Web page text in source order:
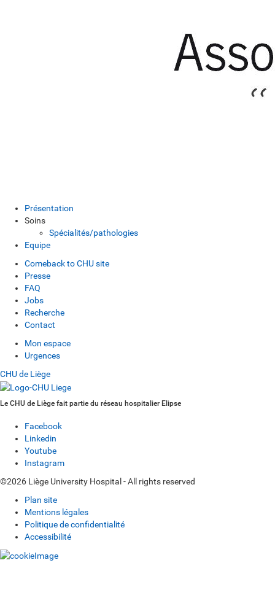
Présentation
Soins
Spécialités/pathologies
Equipe
Comeback to CHU site
Presse
FAQ
Jobs
Recherche
Contact
Mon espace
Urgences
CHU de Liège
Le CHU de Liège fait partie du réseau hospitalier Elipse
Facebook
Linkedin
Youtube
Instagram
©2026 Liège University Hospital - All rights reserved
Plan site
Mentions légales
Politique de confidentialité
Accessibilité